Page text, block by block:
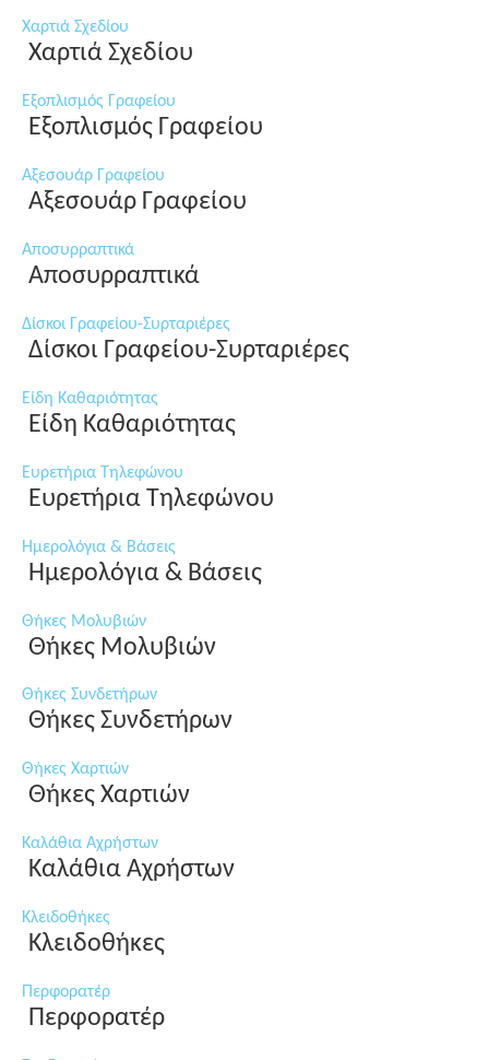
Χαρτιά Σχεδίου
Χαρτιά Σχεδίου
Εξοπλισμός Γραφείου
Εξοπλισμός Γραφείου
Αξεσουάρ Γραφείου
Αξεσουάρ Γραφείου
Αποσυρραπτικά
Αποσυρραπτικά
Δίσκοι Γραφείου-Συρταριέρες
Δίσκοι Γραφείου-Συρταριέρες
Είδη Καθαριότητας
Είδη Καθαριότητας
Ευρετήρια Τηλεφώνου
Ευρετήρια Τηλεφώνου
Ημερολόγια & Βάσεις
Ημερολόγια & Βάσεις
Θήκες Μολυβιών
Θήκες Μολυβιών
Θήκες Συνδετήρων
Θήκες Συνδετήρων
Θήκες Χαρτιών
Θήκες Χαρτιών
Καλάθια Αχρήστων
Καλάθια Αχρήστων
Κλειδοθήκες
Κλειδοθήκες
Περφορατέρ
Περφορατέρ